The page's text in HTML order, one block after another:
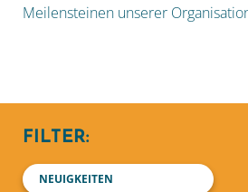
Meilensteinen unserer
FILTER:
NEUIGKEITEN